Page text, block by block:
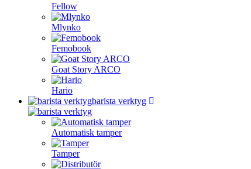
Fellow
Mlynko
Femobook
Goat Story ARCO
Hario
barista verktyg
Automatisk tamper
Tamper